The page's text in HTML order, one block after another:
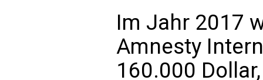
Im Jahr 2017
Amnesty
160.000